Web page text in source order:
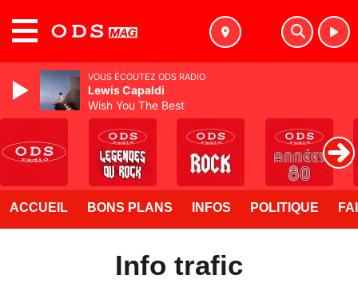
ACCUEIL BONS PLANS INFOS POLITIQUE
Info trafic
VOUS ÉCOUTEZ ODS RADIO
Lewis Capaldi
Wish You The Best